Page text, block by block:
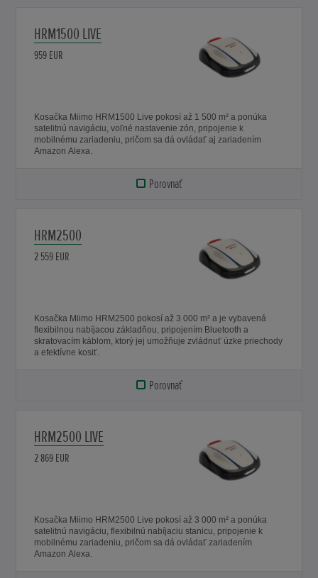
HRM1500 LIVE
959 EUR
Kosačka Miimo HRM1500 Live pokosí až 1 500 m² a ponúka
satelitnú navigáciu, voľné nastavenie zón, pripojenie k
mobilnému zariadeniu, pričom sa dá ovládať aj zariadením
Amazon Alexa.
Porovnať
HRM2500
2 559 EUR
Kosačka Miimo HRM2500 pokosí až 3 000 m² a je vybavená
flexibilnou nabíjacou základňou, pripojením Bluetooth a
skratovacím káblom, ktorý jej umožňuje zvládnuť úzke priechody
a efektívne kosiť.
Porovnať
HRM2500 LIVE
2 869 EUR
Kosačka Miimo HRM2500 Live pokosí až 3 000 m² a ponúka
satelitnú navigáciu, flexibilnú nabíjaciu stanicu, pripojenie k
mobilnému zariadeniu, pričom sa dá ovládať zariadením
Amazon Alexa.